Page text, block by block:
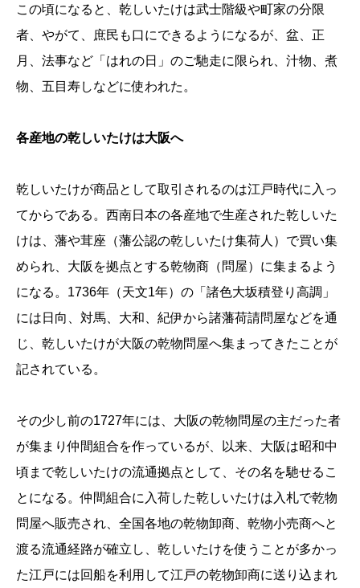
この頃になると、乾しいたけは武士階級や町家の分限
者、やがて、庶民も口にできるようになるが、盆、正
月、法事など「はれの日」のご馳走に限られ、汁物、煮
物、五目寿しなどに使われた。
各産地の乾しいたけは大阪へ
乾しいたけが商品として取引されるのは江戸時代に入っ
てからである。西南日本の各産地で生産された乾しいた
けは、藩や茸座（藩公認の乾しいたけ集荷人）で買い集
められ、大阪を拠点とする乾物商（問屋）に集まるよう
になる。1736年（天文1年）の「諸色大坂積登り高調」
には日向、対馬、大和、紀伊から諸藩荷請問屋などを通
じ、乾しいたけが大阪の乾物問屋へ集まってきたことが
記されている。
その少し前の1727年には、大阪の乾物問屋の主だった者
が集まり仲間組合を作っているが、以来、大阪は昭和中
頃まで乾しいたけの流通拠点として、その名を馳せるこ
とになる。仲間組合に入荷した乾しいたけは入札で乾物
問屋へ販売され、全国各地の乾物卸商、乾物小売商へと
渡る流通経路が確立し、乾しいたけを使うことが多かっ
た江戸には回船を利用して江戸の乾物卸商に送り込まれ